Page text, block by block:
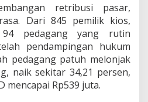
retribusi pasar,
Dari 845 pemilik kios,
94 pedagang yang rutin
pendampingan hukum
pedagang patuh melonjak
naik sekitar 34,21 persen,
mencapai Rp539 juta.